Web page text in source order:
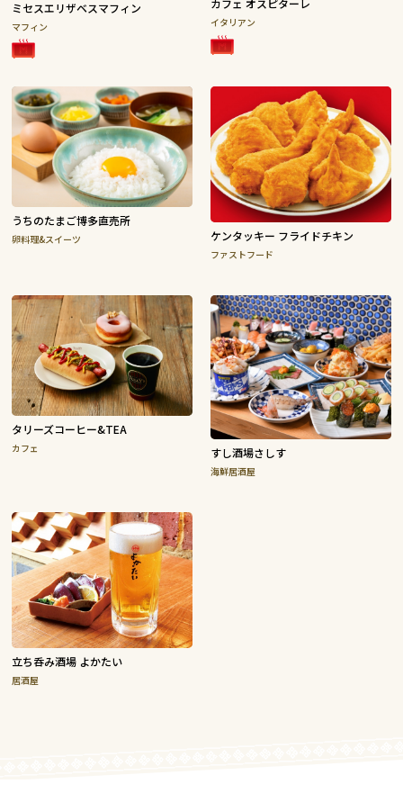
ミセスエリザベスマフィン
マフィン
カフェ オスピターレ
イタリアン
うちのたまご博多直売所
卵料理&スイーツ ケンタッキー フライドチキン
ファストフード
タリーズコーヒー&TEA
カフェ すし酒場さしす
海鮮居酒屋
立ち呑み酒場 よかたい
居酒屋